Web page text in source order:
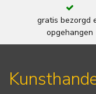
gratis bezorgd
opgehangen